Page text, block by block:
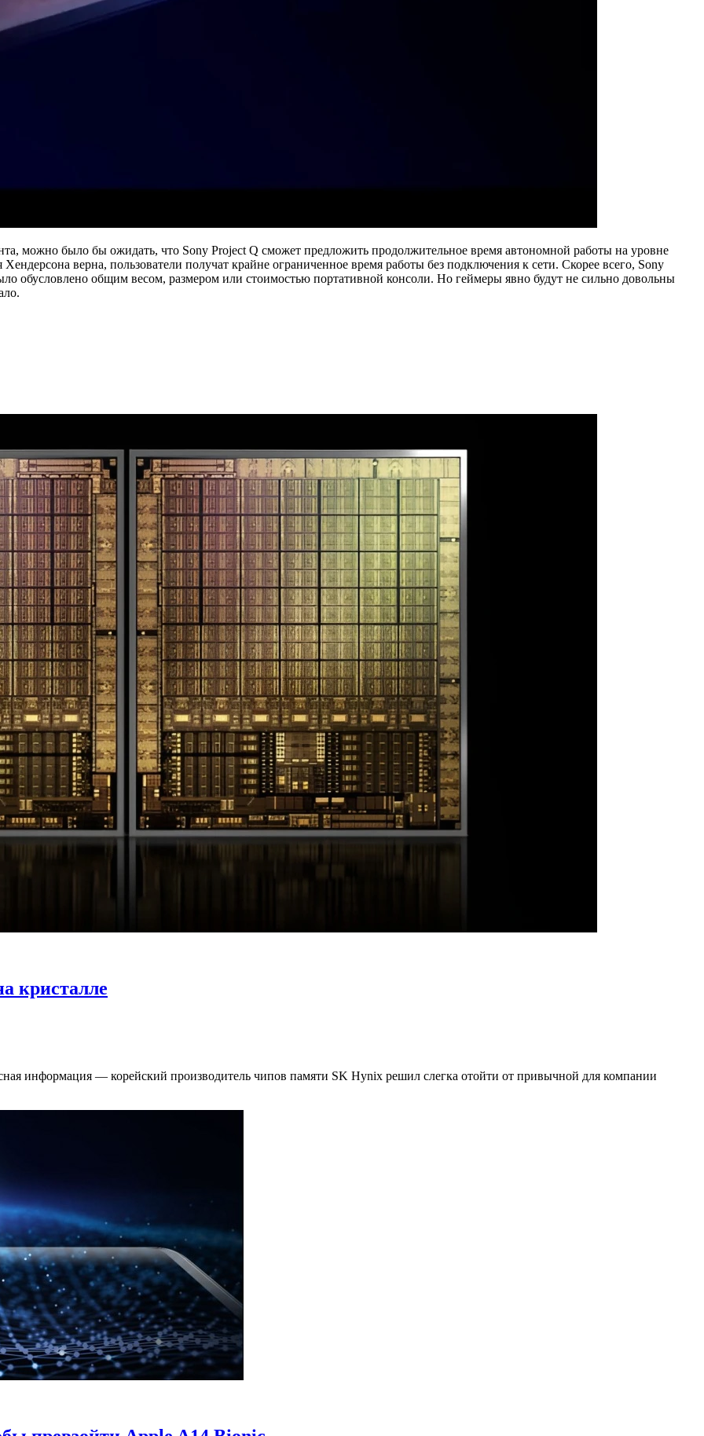
можно было бы ожидать, что Sony Project Q сможет предложить продолжительное время автономной работы на уровне
верна, пользователи получат крайне ограниченное время работы без подключения к сети. Скорее всего, Sony
обусловлено общим весом, размером или стоимостью портативной консоли. Но геймеры явно будут не сильно довольны
кристалле
информация — корейский производитель чипов памяти SK Hynix решил слегка отойти от привычной для компании